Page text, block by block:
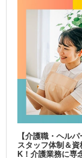
【介護職・ヘル
スタッフ体制＆
K！介護業務に専